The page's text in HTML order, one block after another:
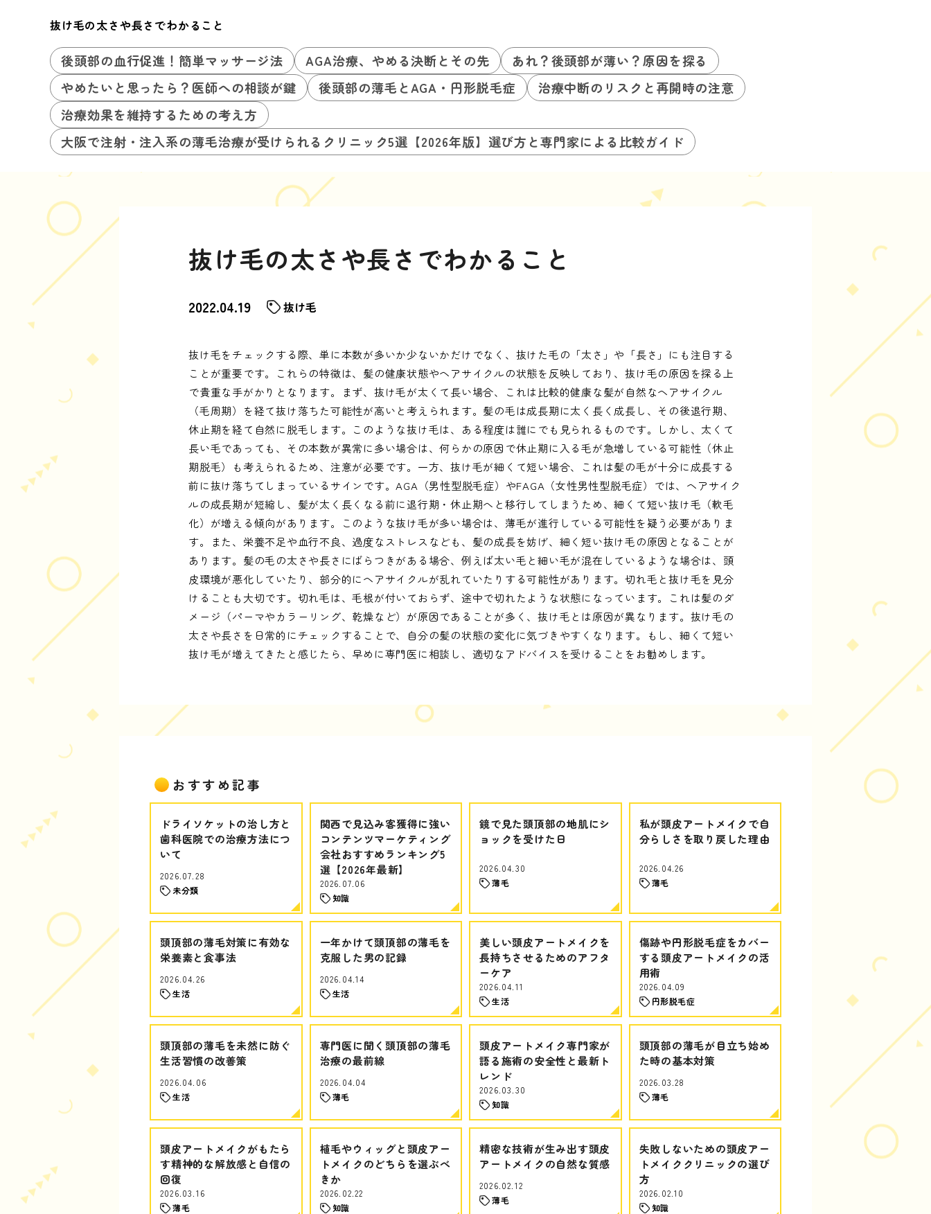
抜け毛の太さや長さでわかること
後頭部の血行促進！簡単マッサージ法 AGA治療、やめる決断とその先
あれ？後頭部が薄い？原因を探る
やめたいと思ったら？医師への相談が鍵
後頭部の薄毛とAGA・円形脱毛症
治療中断のリスクと再開時の注意
治療効果を維持するための考え方
大阪で注射・注入系の薄毛治療が受けられるクリニック5選【2026年版】選び方と専門家による比較ガイド
抜け毛の太さや長さでわかること
2022.04.19 抜け毛
抜け毛をチェックする際、単に本数が多いか少ないかだけでなく、抜けた毛の「太さ」や「長さ」にも注目する
ことが重要です。これらの特徴は、髪の健康状態やヘアサイクルの状態を反映しており、抜け毛の原因を探る上
で貴重な手がかりとなります。まず、抜け毛が太くて長い場合、これは比較的健康な髪が自然なヘアサイクル
（毛周期）を経て抜け落ちた可能性が高いと考えられます。髪の毛は成長期に太く長く成長し、その後退行期、
休止期を経て自然に脱毛します。このような抜け毛は、ある程度は誰にでも見られるものです。しかし、太くて
長い毛であっても、その本数が異常に多い場合は、何らかの原因で休止期に入る毛が急増している可能性（休止
期脱毛）も考えられるため、注意が必要です。一方、抜け毛が細くて短い場合、これは髪の毛が十分に成長する
前に抜け落ちてしまっているサインです。AGA（男性型脱毛症）やFAGA（女性男性型脱毛症）では、ヘアサイク
ルの成長期が短縮し、髪が太く長くなる前に退行期・休止期へと移行してしまうため、細くて短い抜け毛（軟毛
化）が増える傾向があります。このような抜け毛が多い場合は、薄毛が進行している可能性を疑う必要がありま
す。また、栄養不足や血行不良、過度なストレスなども、髪の成長を妨げ、細く短い抜け毛の原因となることが
あります。髪の毛の太さや長さにばらつきがある場合、例えば太い毛と細い毛が混在しているような場合は、頭
皮環境が悪化していたり、部分的にヘアサイクルが乱れていたりする可能性があります。切れ毛と抜け毛を見分
けることも大切です。切れ毛は、毛根が付いておらず、途中で切れたような状態になっています。これは髪のダ
メージ（パーマやカラーリング、乾燥など）が原因であることが多く、抜け毛とは原因が異なります。抜け毛の
太さや長さを日常的にチェックすることで、自分の髪の状態の変化に気づきやすくなります。もし、細くて短い
抜け毛が増えてきたと感じたら、早めに専門医に相談し、適切なアドバイスを受けることをお勧めします。
おすすめ記事
ドライソケットの治し方と
歯科医院での治療方法につ
いて
2026.07.28
未分類
関西で見込み客獲得に強い
コンテンツマーケティング
会社おすすめランキング5
選【2026年最新】
2026.07.06
知識
鏡で見た頭頂部の地肌にシ
ョックを受けた日
2026.04.30
薄毛
私が頭皮アートメイクで自
分らしさを取り戻した理由
2026.04.26
薄毛
頭頂部の薄毛対策に有効な
栄養素と食事法
2026.04.26
生活
一年かけて頭頂部の薄毛を
克服した男の記録
2026.04.14
生活
美しい頭皮アートメイクを
長持ちさせるためのアフタ
ーケア
2026.04.11
生活
傷跡や円形脱毛症をカバー
する頭皮アートメイクの活
用術
2026.04.09
円形脱毛症
頭頂部の薄毛を未然に防ぐ
生活習慣の改善策
2026.04.06
生活
専門医に聞く頭頂部の薄毛
治療の最前線
2026.04.04
薄毛
頭皮アートメイク専門家が
語る施術の安全性と最新ト
レンド
2026.03.30
知識
頭頂部の薄毛が目立ち始め
た時の基本対策
2026.03.28
薄毛
頭皮アートメイクがもたら
す精神的な解放感と自信の
回復
2026.03.16
薄毛
植毛やウィッグと頭皮アー
トメイクのどちらを選ぶべ
きか
2026.02.22
知識
精密な技術が生み出す頭皮
アートメイクの自然な質感
2026.02.12
薄毛
失敗しないための頭皮アー
トメイククリニックの選び
方
2026.02.10
知識